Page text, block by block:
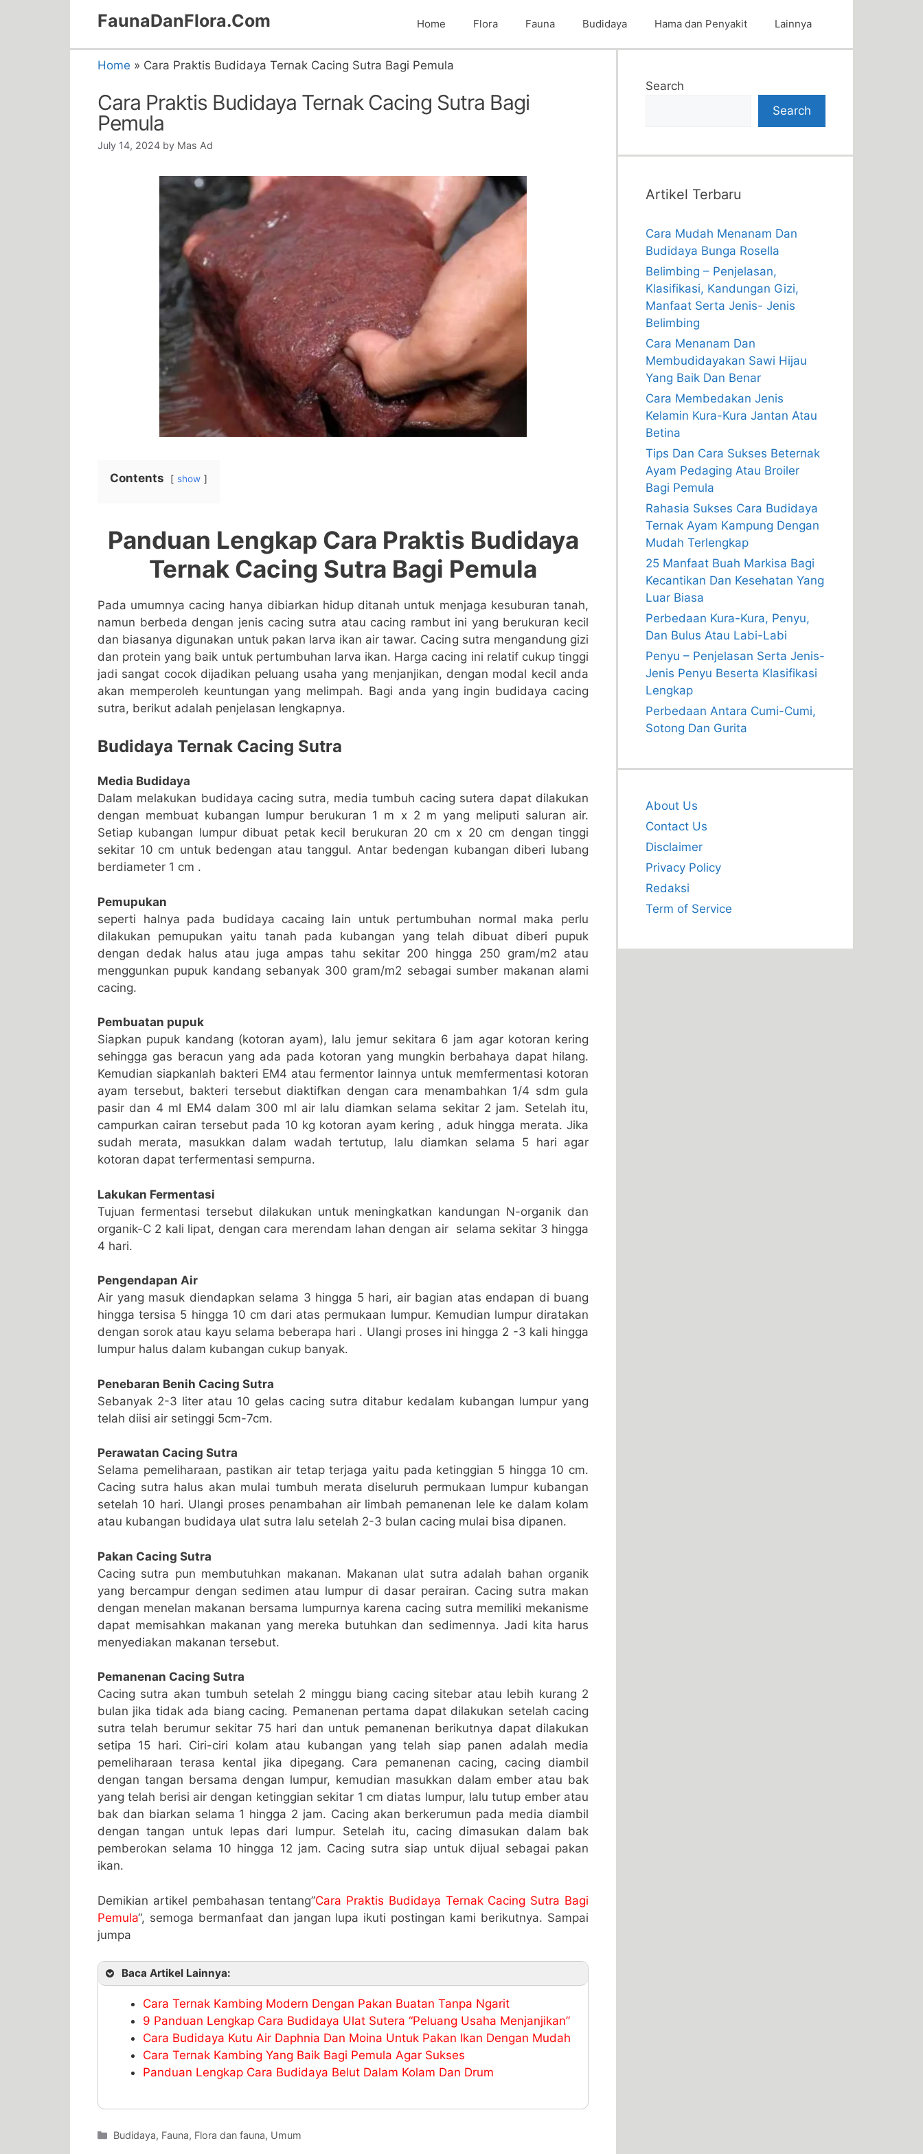
FaunaDanFlora.Com Home Flora Fauna Budidaya Hama dan Penyakit Lainnya
Home » Cara Praktis Budidaya Ternak Cacing Sutra Bagi Pemula
Cara Praktis Budidaya Ternak Cacing Sutra Bagi
Pemula
July 14, 2024 by Mas Ad
Contents show
Panduan Lengkap Cara Praktis Budidaya
Ternak Cacing Sutra Bagi Pemula
Pada umumnya cacing hanya dibiarkan hidup ditanah untuk menjaga kesuburan tanah,
namun berbeda dengan jenis cacing sutra atau cacing rambut ini yang berukuran kecil
dan biasanya digunakan untuk pakan larva ikan air tawar. Cacing sutra mengandung gizi
dan protein yang baik untuk pertumbuhan larva ikan. Harga cacing ini relatif cukup tinggi
jadi sangat cocok dijadikan peluang usaha yang menjanjikan, dengan modal kecil anda
akan memperoleh keuntungan yang melimpah. Bagi anda yang ingin budidaya cacing
sutra, berikut adalah penjelasan lengkapnya.
Budidaya Ternak Cacing Sutra
Media Budidaya
Dalam melakukan budidaya cacing sutra, media tumbuh cacing sutera dapat dilakukan
dengan membuat kubangan lumpur berukuran 1 m x 2 m yang meliputi saluran air.
Setiap kubangan lumpur dibuat petak kecil berukuran 20 cm x 20 cm dengan tinggi
sekitar 10 cm untuk bedengan atau tanggul. Antar bedengan kubangan diberi lubang
berdiameter 1 cm .
Pemupukan
seperti halnya pada budidaya cacaing lain untuk pertumbuhan normal maka perlu
dilakukan pemupukan yaitu tanah pada kubangan yang telah dibuat diberi pupuk
dengan dedak halus atau juga ampas tahu sekitar 200 hingga 250 gram/m2 atau
menggunkan pupuk kandang sebanyak 300 gram/m2 sebagai sumber makanan alami
cacing.
Pembuatan pupuk
Siapkan pupuk kandang (kotoran ayam), lalu jemur sekitara 6 jam agar kotoran kering
sehingga gas beracun yang ada pada kotoran yang mungkin berbahaya dapat hilang.
Kemudian siapkanlah bakteri EM4 atau fermentor lainnya untuk memfermentasi kotoran
ayam tersebut, bakteri tersebut diaktifkan dengan cara menambahkan 1/4 sdm gula
pasir dan 4 ml EM4 dalam 300 ml air lalu diamkan selama sekitar 2 jam. Setelah itu,
campurkan cairan tersebut pada 10 kg kotoran ayam kering , aduk hingga merata. Jika
sudah merata, masukkan dalam wadah tertutup, lalu diamkan selama 5 hari agar
kotoran dapat terfermentasi sempurna.
Lakukan Fermentasi
Tujuan fermentasi tersebut dilakukan untuk meningkatkan kandungan N-organik dan
organik-C 2 kali lipat, dengan cara merendam lahan dengan air selama sekitar 3 hingga
4 hari.
Pengendapan Air
Air yang masuk diendapkan selama 3 hingga 5 hari, air bagian atas endapan di buang
hingga tersisa 5 hingga 10 cm dari atas permukaan lumpur. Kemudian lumpur diratakan
dengan sorok atau kayu selama beberapa hari . Ulangi proses ini hingga 2 -3 kali hingga
lumpur halus dalam kubangan cukup banyak.
Penebaran Benih Cacing Sutra
Sebanyak 2-3 liter atau 10 gelas cacing sutra ditabur kedalam kubangan lumpur yang
telah diisi air setinggi 5cm-7cm.
Perawatan Cacing Sutra
Selama pemeliharaan, pastikan air tetap terjaga yaitu pada ketinggian 5 hingga 10 cm.
Cacing sutra halus akan mulai tumbuh merata diseluruh permukaan lumpur kubangan
setelah 10 hari. Ulangi proses penambahan air limbah pemanenan lele ke dalam kolam
atau kubangan budidaya ulat sutra lalu setelah 2-3 bulan cacing mulai bisa dipanen.
Pakan Cacing Sutra
Cacing sutra pun membutuhkan makanan. Makanan ulat sutra adalah bahan organik
yang bercampur dengan sedimen atau lumpur di dasar perairan. Cacing sutra makan
dengan menelan makanan bersama lumpurnya karena cacing sutra memiliki mekanisme
dapat memisahkan makanan yang mereka butuhkan dan sedimennya. Jadi kita harus
menyediakan makanan tersebut.
Pemanenan Cacing Sutra
Cacing sutra akan tumbuh setelah 2 minggu biang cacing sitebar atau lebih kurang 2
bulan jika tidak ada biang cacing. Pemanenan pertama dapat dilakukan setelah cacing
sutra telah berumur sekitar 75 hari dan untuk pemanenan berikutnya dapat dilakukan
setipa 15 hari. Ciri-ciri kolam atau kubangan yang telah siap panen adalah media
pemeliharaan terasa kental jika dipegang. Cara pemanenan cacing, cacing diambil
dengan tangan bersama dengan lumpur, kemudian masukkan dalam ember atau bak
yang telah berisi air dengan ketinggian sekitar 1 cm diatas lumpur, lalu tutup ember atau
bak dan biarkan selama 1 hingga 2 jam. Cacing akan berkerumun pada media diambil
dengan tangan untuk lepas dari lumpur. Setelah itu, cacing dimasukan dalam bak
pemberokan selama 10 hingga 12 jam. Cacing sutra siap untuk dijual sebagai pakan
ikan.
Demikian artikel pembahasan tentang”Cara Praktis Budidaya Ternak Cacing Sutra Bagi
Pemula“, semoga bermanfaat dan jangan lupa ikuti postingan kami berikutnya. Sampai
jumpa
Baca Artikel Lainnya:
Cara Ternak Kambing Modern Dengan Pakan Buatan Tanpa Ngarit
9 Panduan Lengkap Cara Budidaya Ulat Sutera “Peluang Usaha Menjanjikan”
Cara Budidaya Kutu Air Daphnia Dan Moina Untuk Pakan Ikan Dengan Mudah
Cara Ternak Kambing Yang Baik Bagi Pemula Agar Sukses
Panduan Lengkap Cara Budidaya Belut Dalam Kolam Dan Drum
Categories
Budidaya, Fauna, Flora dan fauna, Umum
Search
Search
Artikel Terbaru
Cara Mudah Menanam Dan
Budidaya Bunga Rosella
Belimbing – Penjelasan,
Klasifikasi, Kandungan Gizi,
Manfaat Serta Jenis- Jenis
Belimbing
Cara Menanam Dan
Membudidayakan Sawi Hijau
Yang Baik Dan Benar
Cara Membedakan Jenis
Kelamin Kura-Kura Jantan Atau
Betina
Tips Dan Cara Sukses Beternak
Ayam Pedaging Atau Broiler
Bagi Pemula
Rahasia Sukses Cara Budidaya
Ternak Ayam Kampung Dengan
Mudah Terlengkap
25 Manfaat Buah Markisa Bagi
Kecantikan Dan Kesehatan Yang
Luar Biasa
Perbedaan Kura-Kura, Penyu,
Dan Bulus Atau Labi-Labi
Penyu – Penjelasan Serta Jenis-
Jenis Penyu Beserta Klasifikasi
Lengkap
Perbedaan Antara Cumi-Cumi,
Sotong Dan Gurita
About Us
Contact Us
Disclaimer
Privacy Policy
Redaksi
Term of Service